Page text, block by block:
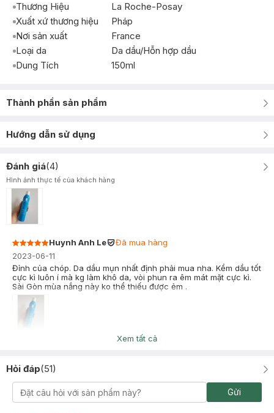
Thương Hiệu
La Roche-Posay
Xuất xứ thương hiệu
Pháp
Nơi sản xuất
France
Loại da
Da dầu/Hỗn hợp dầu
Dung Tích
150ml
Thành phần sản phẩm
Hướng dẫn sử dụng
Đánh giá(4)
Hình ảnh thực tế của khách hàng
Huynh Anh Le
Đã mua hàng
2023-06-11
Đỉnh của chóp. Da dầu mụn nhất định phải mua nha. Kềm dầu tốt
cực kì luôn í mà kg làm khô da, vòi phun ra êm mát mặt cực kì.
Sài Gòn mùa nắng này ko thể thiếu được ẻm .
Đã mua hàng
Nếu da bị mụn nên mua nha, kết hợp trong chu trình skincare
cái mát xỉu, trời lạnh làm da đỡ khô và bong tróc hơn í. Đc cái
đắt xắt ra miếng :((((
Xem tất cả
Hỏi đáp(51)
Gửi